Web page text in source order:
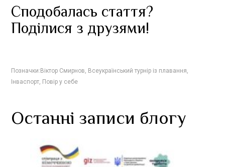
Сподобалась стаття?
Поділися з друзями!
Позначки: Віктор Смирнов, Всеукраїнський турнір із плавання,
Інваспорт, Повір у себе
Останні записи блогу